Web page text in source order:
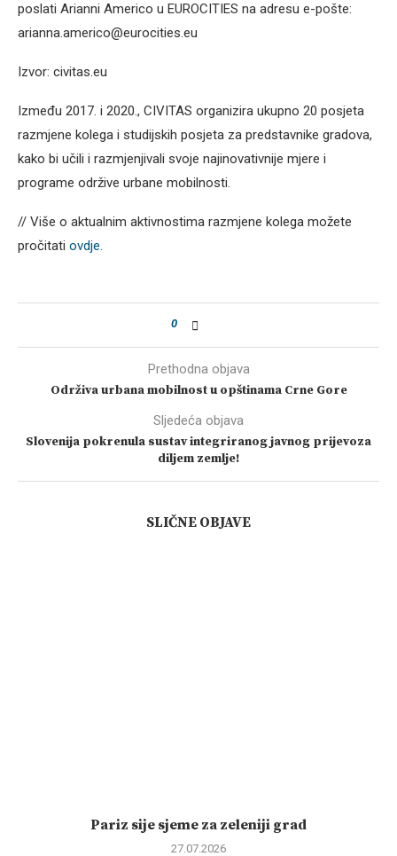
poslati Arianni Americo u EUROCITIES na adresu e-pošte:
arianna.americo@eurocities.eu
Izvor: civitas.eu
Između 2017. i 2020., CIVITAS organizira ukupno 20 posjeta
razmjene kolega i studijskih posjeta za predstavnike gradova,
kako bi učili i razmjenjivali svoje najinovativnije mjere i
programe održive urbane mobilnosti.
// Više o aktualnim aktivnostima razmjene kolega možete
pročitati ovdje.
0
Prethodna objava
Održiva urbana mobilnost u opštinama Crne Gore
Sljedeća objava
Slovenija pokrenula sustav integriranog javnog prijevoza
diljem zemlje!
SLIČNE OBJAVE
Pariz sije sjeme za zeleniji grad
27.07.2026